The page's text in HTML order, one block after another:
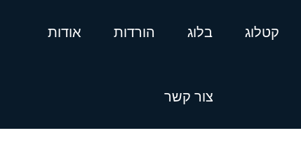
קטלוג בלוג הורדות אודות
צור קשר